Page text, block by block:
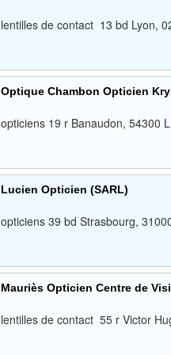
lentilles de contact 13 bd Lyon,
Optique Chambon Opticien
opticiens 19 r Banaudon, 54300
Lucien Opticien (SARL)
opticiens 39 bd Strasbourg,
Mauriès Opticien Centre de
lentilles de contact 55 r Victor